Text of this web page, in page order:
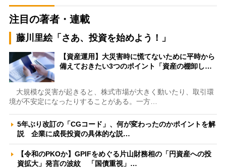
注目の著者・連載
藤川里絵「さあ、投資を始めよう！」
【資産運用】大災害時に慌てないために平時から
備えておきたい3つのポイント「資産の棚卸し…
大規模な災害が起きると、株式市場が大きく動いたり、取引環
境が不安定になったりすることがある。一方…
5年ぶり改訂の「CGコード」、何が変わったのかポイントを解
説 企業に成長投資の具体的な説…
【令和のPKOか】GPIFをめぐる片山財務相の「円資産への投
資拡大」発言の波紋 「国債重視」…